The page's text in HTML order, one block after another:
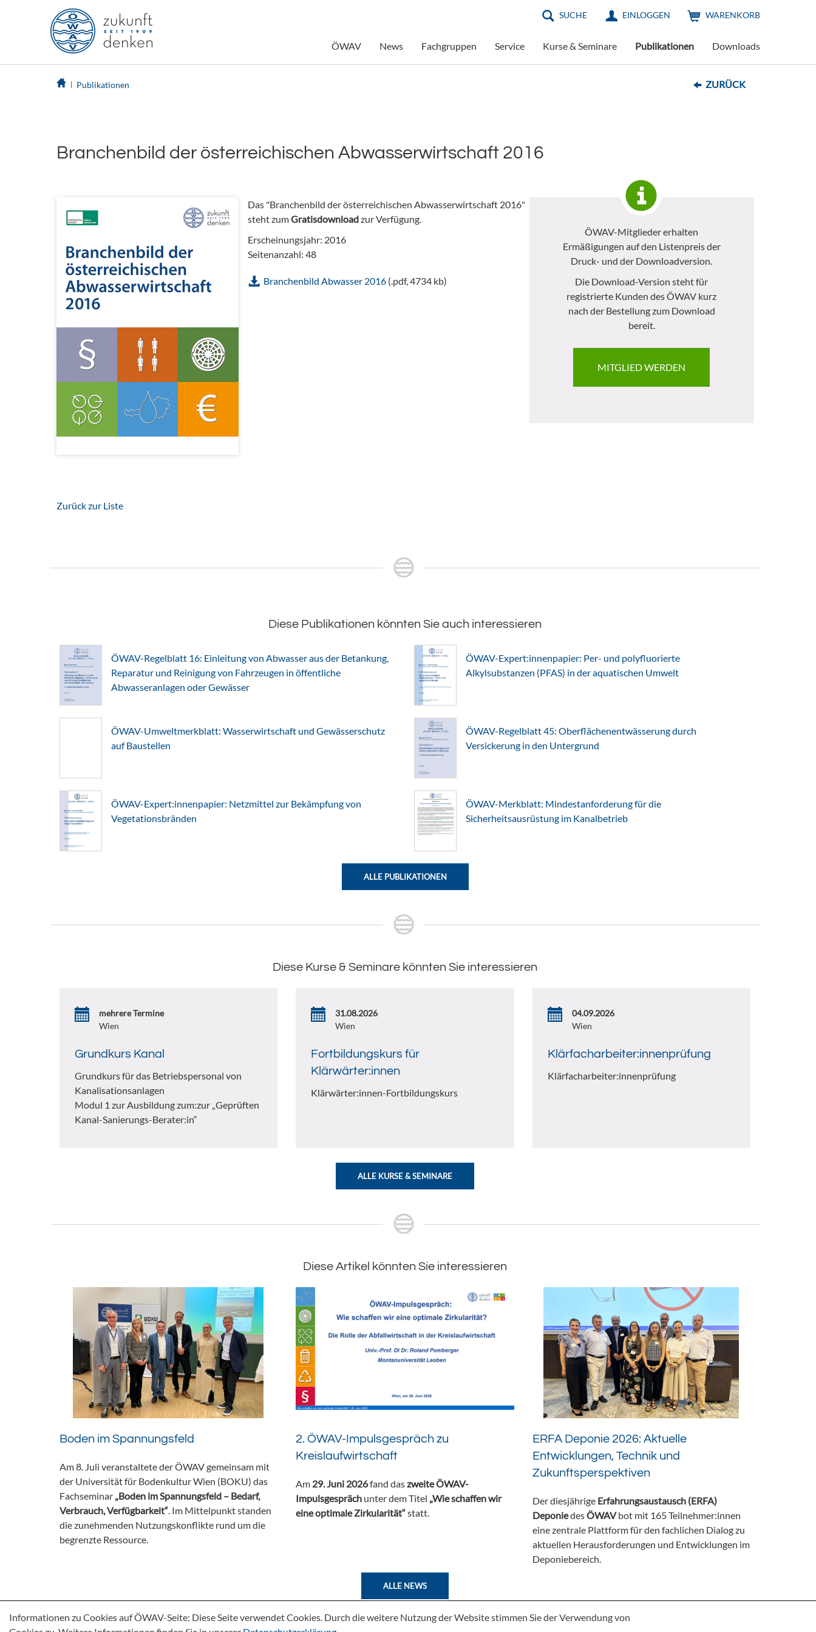
SUCHE EINLOGGEN WARENKORB
ÖWAV News Fachgruppen Service Kurse & Seminare Publikationen Downloads
Publikationen ZURÜCK
Branchenbild der österreichischen Abwasserwirtschaft 2016
Das "Branchenbild der österreichischen Abwasserwirtschaft 2016"
steht zumGratisdownloadzur Verfügung.
Erscheinungsjahr: 2016
Seitenanzahl: 48
Branchenbild Abwasser 2016(.pdf, 4734 kb)
ÖWAV-Mitglieder erhalten
Ermäßigungen auf den Listenpreis der
Druck- und der Downloadversion.
Die Download-Version steht für
registrierte Kunden des ÖWAV kurz
nach der Bestellung zum Download
bereit.
MITGLIED WERDEN
Zurück zur Liste
Diese Publikationen könnten Sie auch interessieren
ÖWAV-Regelblatt 16: Einleitung von Abwasser aus der Betankung,
Reparatur und Reinigung von Fahrzeugen in öffentliche
Abwasseranlagen oder Gewässer
ÖWAV-Expert:innenpapier: Per- und polyfluorierte
Alkylsubstanzen (PFAS) in der aquatischen Umwelt
ÖWAV-Umweltmerkblatt: Wasserwirtschaft und Gewässerschutz
auf Baustellen
ÖWAV-Regelblatt 45: Oberflächenentwässerung durch
Versickerung in den Untergrund
ÖWAV-Expert:innenpapier: Netzmittel zur Bekämpfung von
Vegetationsbränden
ÖWAV-Merkblatt: Mindestanforderung für die
Sicherheitsausrüstung im Kanalbetrieb
ALLE PUBLIKATIONEN
Diese Kurse & Seminare könnten Sie interessieren
mehrere Termine
Wien
Grundkurs Kanal
Grundkurs für das Betriebspersonal von
Kanalisationsanlagen
Modul 1 zur Ausbildung zum:zur „Geprüften
Kanal-Sanierungs-Berater:in“
31.08.2026
Wien
Fortbildungskurs für
Klärwärter:innen
Klärwärter:innen-Fortbildungskurs
04.09.2026
Wien
Klärfacharbeiter:innenprüfung
Klärfacharbeiter:innenprüfung
ALLE KURSE & SEMINARE
Diese Artikel könnten Sie interessieren
Boden im Spannungsfeld
Am 8. Juli veranstaltete der ÖWAV gemeinsam mit
der Universität für Bodenkultur Wien (BOKU) das
Fachseminar „Boden im Spannungsfeld – Bedarf,
Verbrauch, Verfügbarkeit“. Im Mittelpunkt standen
die zunehmenden Nutzungskonflikte rund um die
begrenzte Ressource.
2. ÖWAV-Impulsgespräch zu
Kreislaufwirtschaft
Am 29. Juni 2026fand daszweite ÖWAV-
Impulsgespräch unter dem Titel „Wie schaffen wir
eine optimale Zirkularität“statt.
ERFA Deponie 2026: Aktuelle
Entwicklungen, Technik und
Zukunftsperspektiven
Der diesjährige Erfahrungsaustausch (ERFA)
DeponiedesÖWAVbot mit 165 Teilnehmer:innen
eine zentrale Plattform für den fachlichen Dialog zu
aktuellen Herausforderungen und Entwicklungen im
Deponiebereich.
ALLE NEWS
Informationen zu Cookies auf ÖWAV-Seite: Diese Seite verwendet Cookies. Durch die weitere Nutzung der Website stimmen Sie der Verwendung von